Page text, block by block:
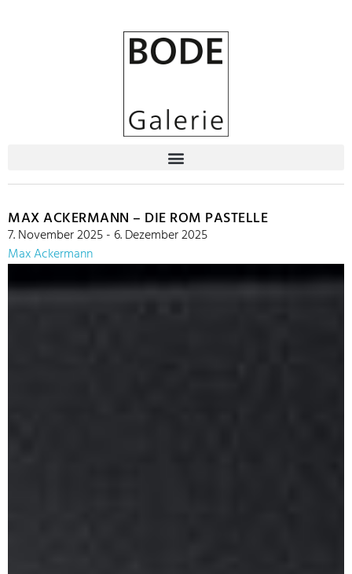
MAX ACKERMANN – DIE ROM PASTELLE
7. November 2025 - 6. Dezember 2025
Max Ackermann